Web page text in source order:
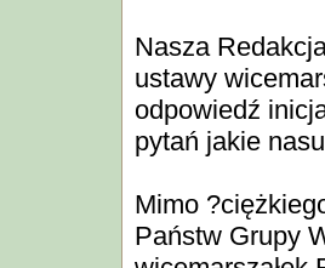
Nasza
ustawy
odpowiedź
pytań jakie
Mimo
Państw Grupy